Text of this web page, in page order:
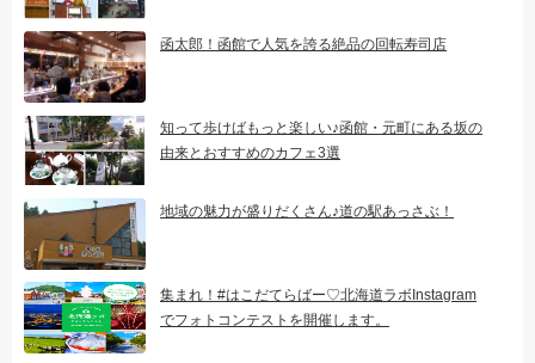
函太郎！函館で人気を誇る絶品の回転寿司店
知って歩けばもっと楽しい♪函館・元町にある坂の
由来とおすすめのカフェ3選
地域の魅力が盛りだくさん♪道の駅あっさぶ！
集まれ！#はこだてらばー♡北海道ラボInstagram
でフォトコンテストを開催します。